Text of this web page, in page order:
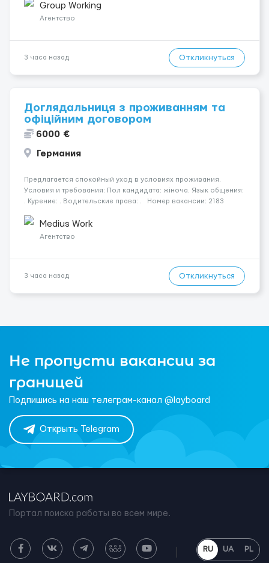
малярных работ (шпатлевка, грунтовка, покраска); -
Штукатурные работы ...
Group Working
Агентство
3 часа назад Откликнуться
Доглядальниця з проживанням та
офіційним договором
6000 €
Германия
Предлагается спокойный уход в условиях проживания.
Условия и требования: Пол кандидата: жіноча. Язык общения:
. Курение: . Водительские права: . Номер вакансии: 2183
Укр...Medius Work
Агентство
3 часа назад Откликнуться
Не пропусти вакансии за
границей
Подпишись на наш телеграм-канал @layboard
Открыть Telegram
Портал поиска работы во всем мире.
RU UA PL